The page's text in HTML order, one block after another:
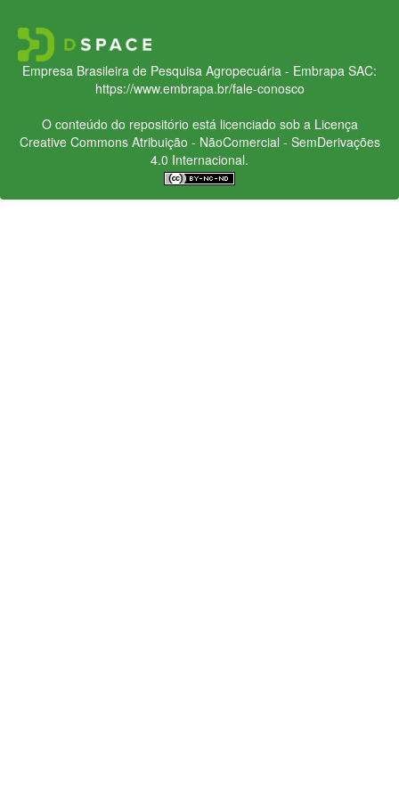
Empresa Brasileira de Pesquisa Agropecuária - Embrapa SAC:
https://www.embrapa.br/fale-conosco
O conteúdo do repositório está licenciado sob a Licença
Creative CommonsAtribuição - NãoComercial - SemDerivações
4.0 Internacional.